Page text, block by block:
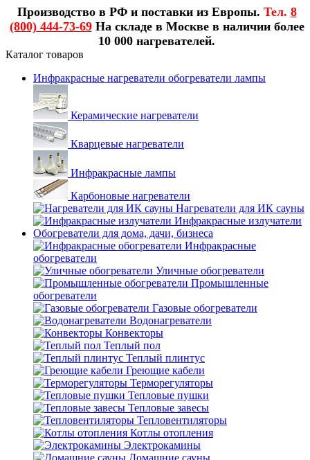
Производство в РФ и поставки из Европы. Тел. 8
(800) 444-73-69На складе в Москве в наличии более
10 000 нагревателей.
Каталог товаров
Инфракрасные нагреватели обогреватели лампы
Керамические нагреватели
Кварцевые нагреватели
Инфракрасные лампы
Карбоновые нагреватели
Нагреватели для ИК сауны
Инфракрасные излучатели
Обогреватели для дома, дачи, бизнеса
Инфракрасные
обогреватели
Уличные обогреватели
Промышленные
обогреватели
Газовые обогреватели
Водонагреватели
Конвекторы
Теплый пол
Теплый плинтус
Греющие кабели
Терморегуляторы
Тепловые пушки
Тепловые завесы
Тепловентиляторы
Котлы отопления
Электрокамины
Домашние сауны